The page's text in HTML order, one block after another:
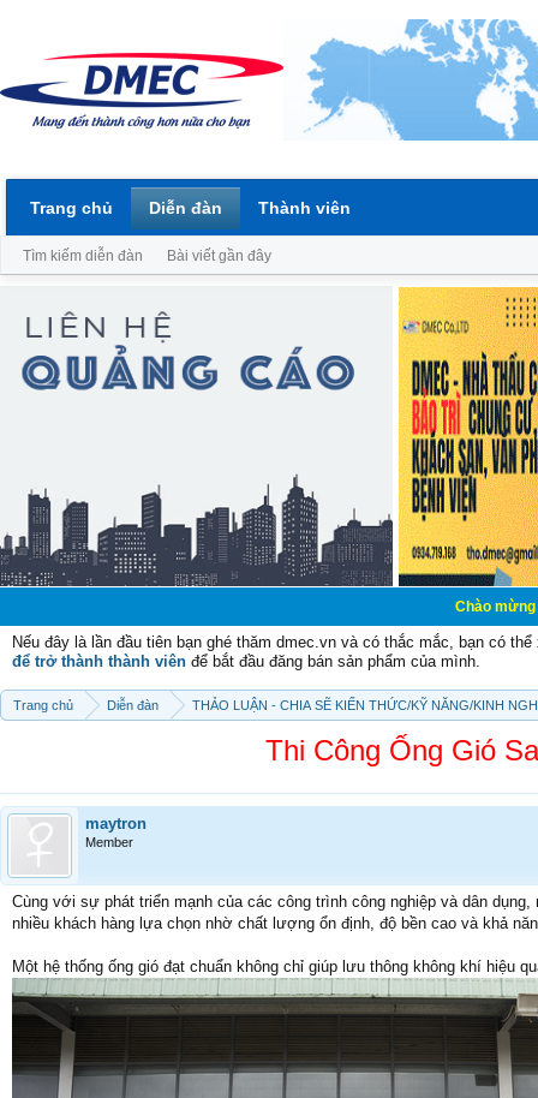
Chào mừng các bạn
Nếu đây là lần đầu tiên bạn ghé thăm dmec.vn và có thắc mắc, bạn có
để trở thành thành viên để bắt đầu đăng bán sản phẩm của mình.
Trang chủ Diễn đàn THẢO LUẬN - CHIA SẼ KIẾN THỨC/KỸ NĂNG/KINH
Thi Công Ống Gió
maytron
Member
Cùng với sự phát triển mạnh của các công trình công nghiệp và dân
nhiều khách hàng lựa chọn nhờ chất lượng ổn định, độ bền cao và khả
Một hệ thống ống gió đạt chuẩn không chỉ giúp lưu thông không khí hiệu
Trang chủ Diễn đàn
Tìm kiếm diễn đàn Bài viết gần đây
Thành viên